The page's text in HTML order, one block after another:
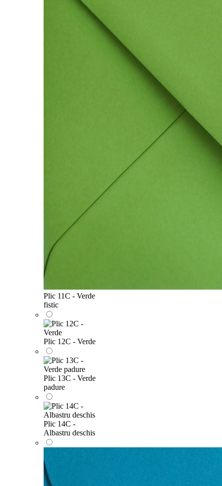
Plic 11C - Verde
fistic
Plic 12C - Verde
Plic 13C - Verde
padure
Plic 14C -
Albastru deschis